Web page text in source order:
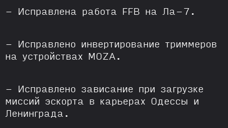
- Исправлена работа FFB на Ла-7.
- Исправлено инвертирование триммеров
на устройствах MOZA.
- Исправлено зависание при загрузке
миссий эскорта в карьерах Одессы и
Ленинграда.